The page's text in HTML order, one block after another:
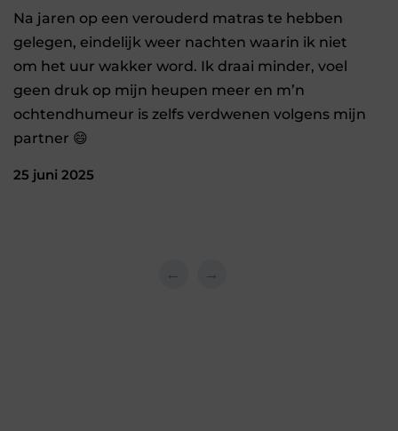
Na jaren op een verouderd matras te hebben
gelegen, eindelijk weer nachten waarin ik niet
om het uur wakker word. Ik draai minder, voel
geen druk op mijn heupen meer en m’n
ochtendhumeur is zelfs verdwenen volgens mijn
partner 😄
25 juni 2025
← →